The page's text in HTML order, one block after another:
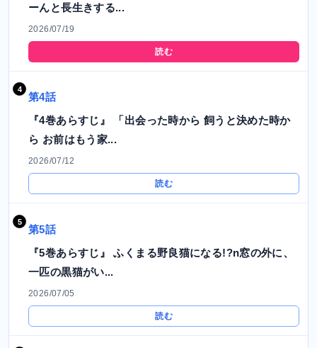
ーんと長生きする...
2026/07/19
読む
第4話
『4巻あらすじ』 「出会った時から 飼うと決めた時か
ら お前はもう家...
2026/07/12
読む
第5話
『5巻あらすじ』 ふくまる野良猫になる!?n窓の外に、
一匹の黒猫がい...
2026/07/05
読む